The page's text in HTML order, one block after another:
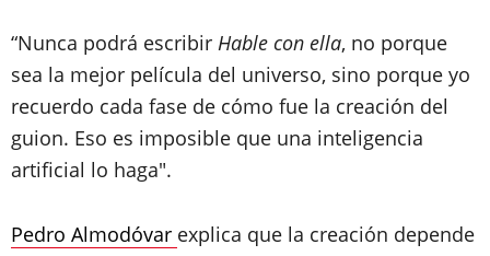
“Nunca podrá escribir Hable con ella, no porque
sea la mejor película del universo, sino porque yo
recuerdo cada fase de cómo fue la creación del
guion. Eso es imposible que una inteligencia
artificial lo haga".
Pedro Almodóvar explica que la creación depende